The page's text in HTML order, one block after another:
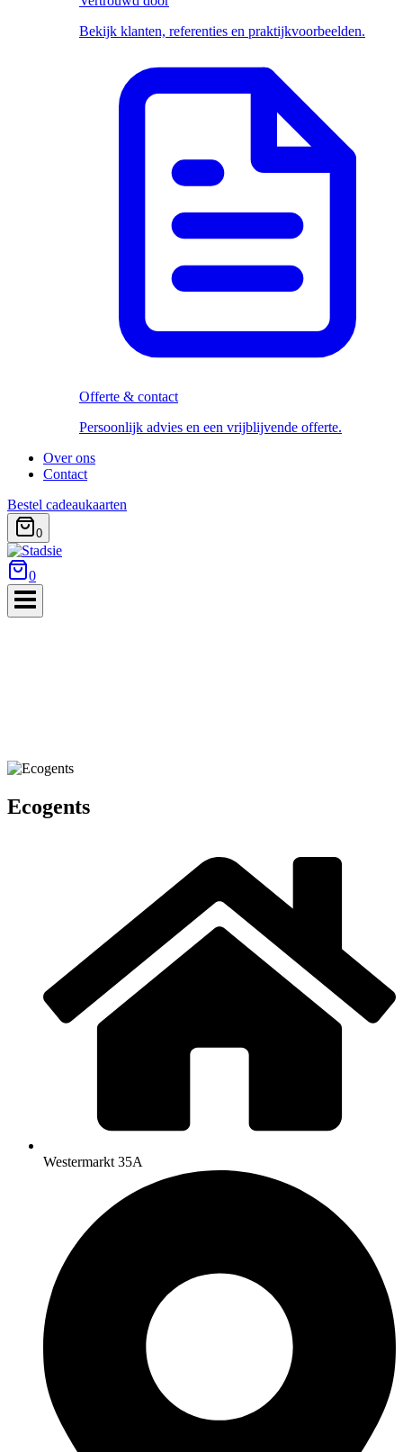
Bekijk klanten, referenties en praktijkvoorbeelden.
Offerte & contact
Persoonlijk advies en een vrijblijvende offerte.
Over ons
Contact
Bestel cadeaukaarten
0
0
Ecogents
Westermarkt 35A